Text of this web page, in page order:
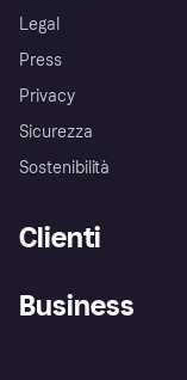
Legal
Press
Privacy
Sicurezza
Sostenibilità
Clienti
Business